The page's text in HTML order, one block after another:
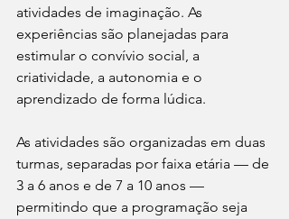
atividades de imaginação. As
experiências são planejadas para
estimular o convívio social, a
criatividade, a autonomia e o
aprendizado de forma lúdica.
As atividades são organizadas em duas
turmas, separadas por faixa etária — de
3 a 6 anos e de 7 a 10 anos —
permitindo que a programação seja